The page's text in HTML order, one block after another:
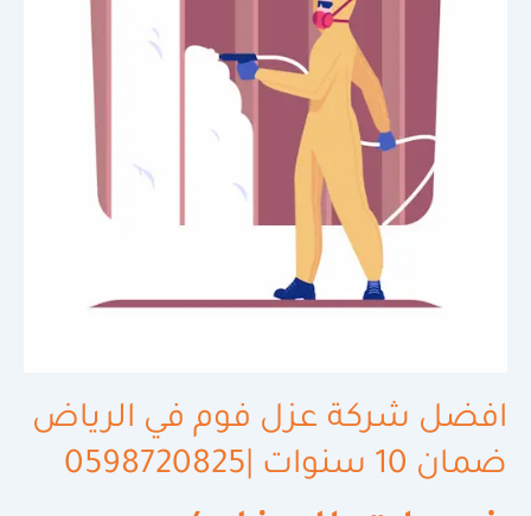
افضل شركة عزل فوم في الرياض
ضمان 10 سنوات |0598720825